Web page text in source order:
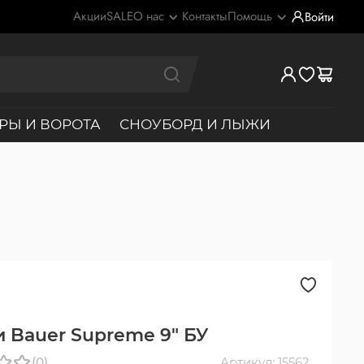
АкцииSALEО нас КонтактыПомощь Войти
И ВОРОТА СНОУБОРД И ЛЫЖИ
Bauer Supreme 9" БУ